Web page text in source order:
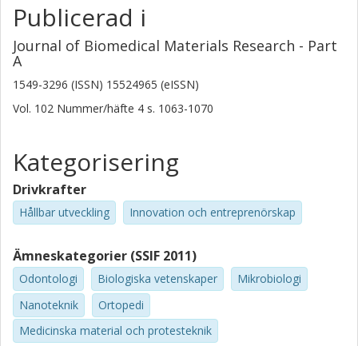
Publicerad i
Journal of Biomedical Materials Research - Part
A
1549-3296 (ISSN) 15524965 (eISSN)
Vol. 102 Nummer/häfte 4 s. 1063-1070
Kategorisering
Drivkrafter
Hållbar utveckling Innovation och entreprenörskap
Ämneskategorier (SSIF 2011)
Odontologi Biologiska vetenskaper
Mikrobiologi
Nanoteknik
Ortopedi
Medicinska material och protesteknik